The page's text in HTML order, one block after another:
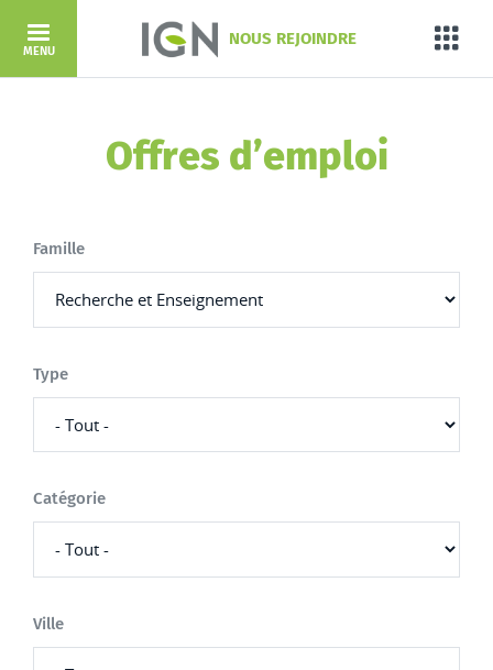
Aller au contenu principal
NOUS REJOINDRE
MENU
Offres d’emploi
Famille
Type
Catégorie
Ville